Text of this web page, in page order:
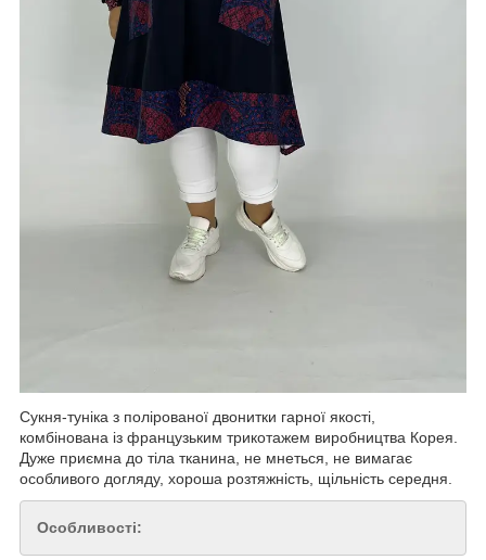
Сукня-туніка з полірованої двонитки гарної якості,
комбінована із французьким трикотажем виробництва Корея.
Дуже приємна до тіла тканина, не мнеться, не вимагає
особливого догляду, хороша розтяжність, щільність середня.
Особливості: